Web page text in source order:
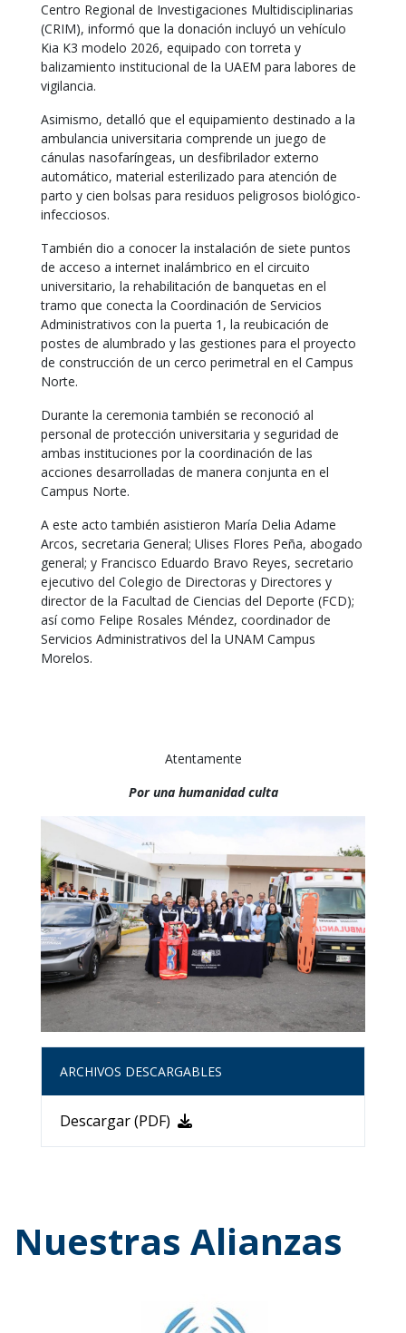
Centro Regional de Investigaciones Multidisciplinarias
(CRIM), informó que la donación incluyó un vehículo
Kia K3 modelo 2026, equipado con torreta y
balizamiento institucional de la UAEM para labores de
vigilancia.
Asimismo, detalló que el equipamiento destinado a la
ambulancia universitaria comprende un juego de
cánulas nasofaríngeas, un desfibrilador externo
automático, material esterilizado para atención de
parto y cien bolsas para residuos peligrosos biológico-
infecciosos.
También dio a conocer la instalación de siete puntos
de acceso a internet inalámbrico en el circuito
universitario, la rehabilitación de banquetas en el
tramo que conecta la Coordinación de Servicios
Administrativos con la puerta 1, la reubicación de
postes de alumbrado y las gestiones para el proyecto
de construcción de un cerco perimetral en el Campus
Norte.
Durante la ceremonia también se reconoció al
personal de protección universitaria y seguridad de
ambas instituciones por la coordinación de las
acciones desarrolladas de manera conjunta en el
Campus Norte.
A este acto también asistieron María Delia Adame
Arcos, secretaria General; Ulises Flores Peña, abogado
general; y Francisco Eduardo Bravo Reyes, secretario
ejecutivo del Colegio de Directoras y Directores y
director de la Facultad de Ciencias del Deporte (FCD);
así como Felipe Rosales Méndez, coordinador de
Servicios Administrativos del la UNAM Campus
Morelos.
Atentamente
Por una humanidad culta
ARCHIVOS DESCARGABLES
Descargar (PDF)
Nuestras Alianzas